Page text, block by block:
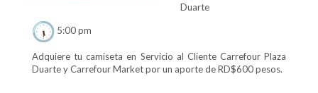
Duarte
5:00 pm
Adquiere tu camiseta en Servicio al Cliente Carrefour Plaza
Duarte y Carrefour Market por un aporte de RD$600 pesos.